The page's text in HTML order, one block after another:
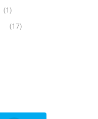
(1)
(17)